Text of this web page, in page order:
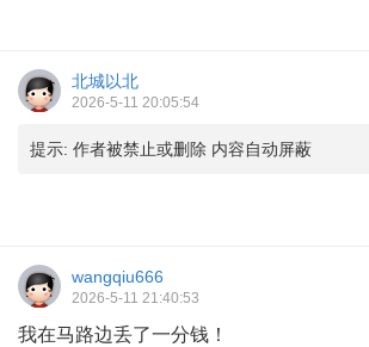
北城以北
2026-5-11 20:05:54
提示: 作者被禁止或删除 内容自动屏蔽
wangqiu666
2026-5-11 21:40:53
我在马路边丢了一分钱！